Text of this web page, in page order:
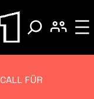
CALL FÜR